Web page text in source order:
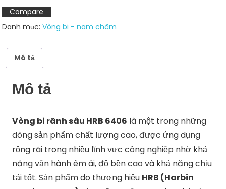
6406
số
lượng
Compare
Danh mục:Vòng bi - nam châm
Mô tả
Mô tả
Vòng bi rãnh sâu HRB 6406 là một trong những
dòng sản phẩm chất lượng cao, được ứng dụng
rộng rãi trong nhiều lĩnh vực công nghiệp nhờ khả
năng vận hành êm ái, độ bền cao và khả năng chịu
tải tốt. Sản phẩm do thương hiệu HRB (Harbin